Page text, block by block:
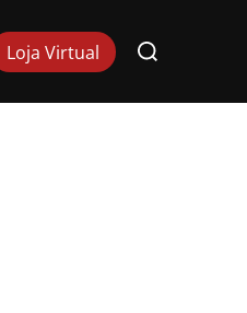
Loja Virtual
Pesquisar
por: